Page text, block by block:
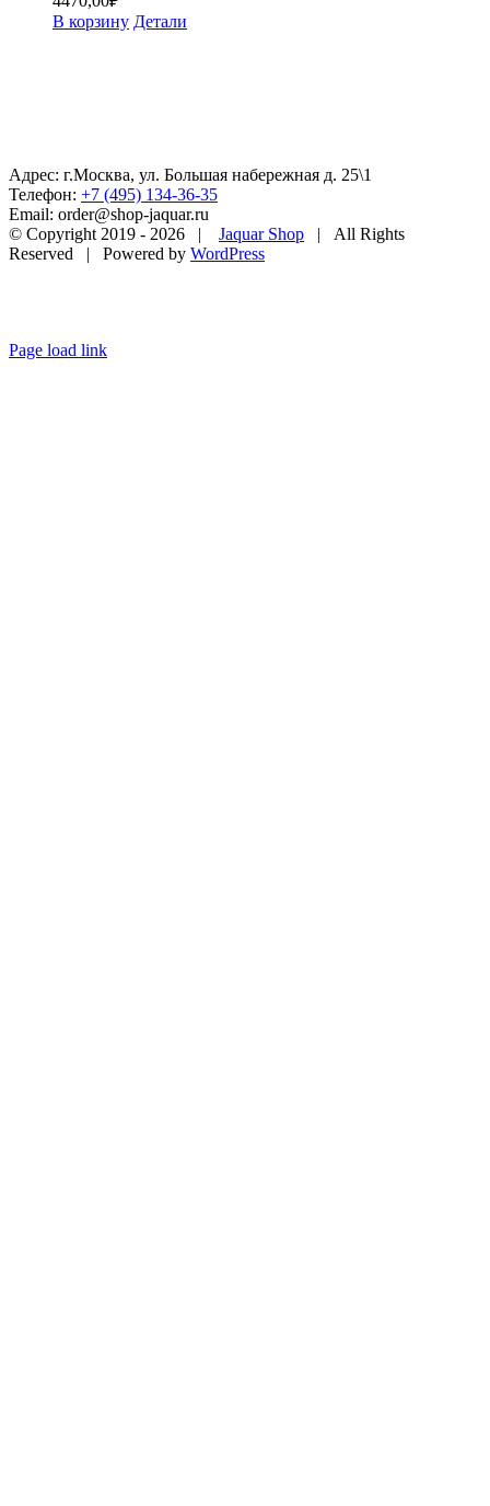
В корзину Детали
Адрес: г.Москва, ул. Большая набережная д. 25\1
Телефон: +7 (495) 134-36-35
Email: order@shop-jaquar.ru
© Copyright 2019 - 2026 | Jaquar Shop | All Rights
Reserved | Powered by WordPress
Page load link